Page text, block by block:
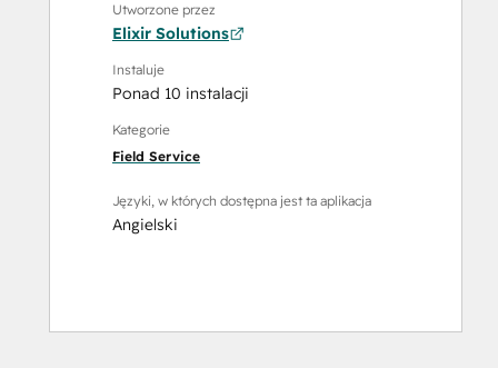
Utworzone przez
Elixir Solutions
Instaluje
Ponad 10 instalacji
Kategorie
Field Service
Języki, w których dostępna jest ta aplikacja
Angielski